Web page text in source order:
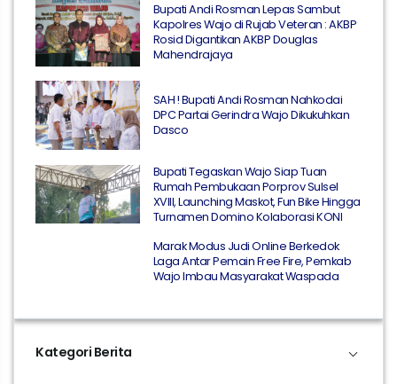
Bupati Andi Rosman Lepas Sambut
Kapolres Wajo di Rujab Veteran : AKBP
Rosid Digantikan AKBP Douglas
Mahendrajaya
SAH ! Bupati Andi Rosman Nahkodai
DPC Partai Gerindra Wajo Dikukuhkan
Dasco
Bupati Tegaskan Wajo Siap Tuan
Rumah Pembukaan Porprov Sulsel
XVIII, Launching Maskot, Fun Bike Hingga
Turnamen Domino Kolaborasi KONI
Marak Modus Judi Online Berkedok
Laga Antar Pemain Free Fire, Pemkab
Wajo Imbau Masyarakat Waspada
Kategori Berita